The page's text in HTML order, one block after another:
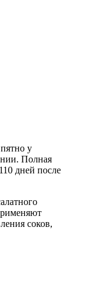
у
Полная
дней после
соков,